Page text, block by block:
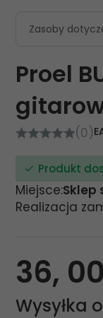
Zasoby
Proel
(0)
Produkt
Miejsce:Sklep
Realizacja
36, 00
Wysyłka